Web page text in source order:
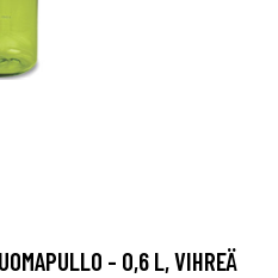
- 0,6 L, VIHREÄ